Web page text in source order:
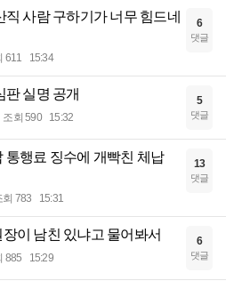
직 사람 구하기가 너무 힘드네
611 15:34
6
댓글
판 실명 공개
조회 590 15:32
5
댓글
통행료 징수에 개빡친 체납
회 783 15:31
13
댓글
이 남친 있냐고 물어봐서
885 15:29
6
댓글